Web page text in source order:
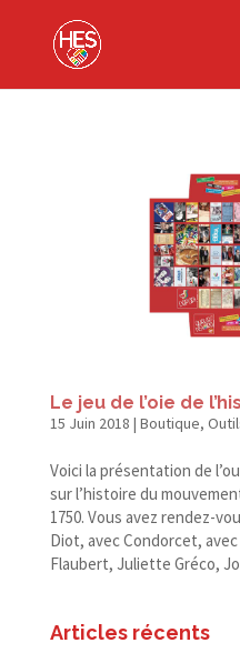
Le jeu de l’oie de
15 Juin 2018 | Boutique,
Voici la présentation de
sur l’histoire du
1750. Vous avez rendez-
Diot, avec Condorcet,
Flaubert, Juliette Gréco,
Articles récents